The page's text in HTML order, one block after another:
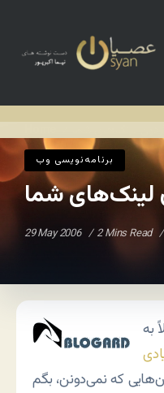
برنامه‌نويسی وب
لینک‌های شما
29 May 2006 2 Mins Read
به
که نمی‌دونن، بگم